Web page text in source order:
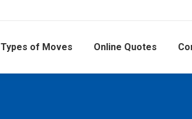
Types of Moves Online Quotes